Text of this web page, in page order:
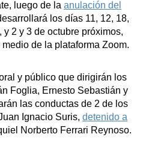
luego de la anulación del
los días 11, 12, 18,
2 y 3 de octubre próximos,
de la plataforma Zoom.
y público que dirigirán los
Foglia, Ernesto Sebastián y
las conductas de 2 de los
Ignacio Suris, detenido a
Norberto Ferrari Reynoso.